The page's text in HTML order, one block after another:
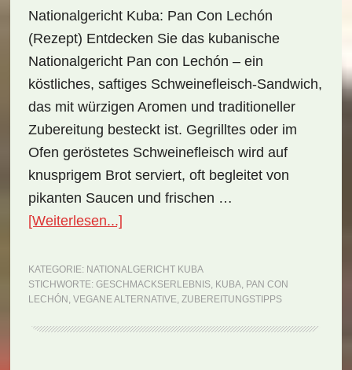
Nationalgericht Kuba: Pan Con Lechón
(Rezept) Entdecken Sie das kubanische
Nationalgericht Pan con Lechón – ein
köstliches, saftiges Schweinefleisch-Sandwich,
das mit würzigen Aromen und traditioneller
Zubereitung besteckt ist. Gegrilltes oder im
Ofen geröstetes Schweinefleisch wird auf
knusprigem Brot serviert, oft begleitet von
pikanten Saucen und frischen …
[Weiterlesen...]ÜberNationalgericht
Pan
con
(Rezept)
KATEGORIE: NATIONALGERICHT KUBA
STICHWORTE: GESCHMACKSERLEBNIS, KUBA, PAN CON
LECHÓN , VEGANE ALTERNATIVE, ZUBEREITUNGSTIPPS